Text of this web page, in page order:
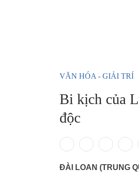
VĂN HÓA - GIẢI TRÍ
Bi kịch của
độc
ĐÀI LOAN (TRUNG